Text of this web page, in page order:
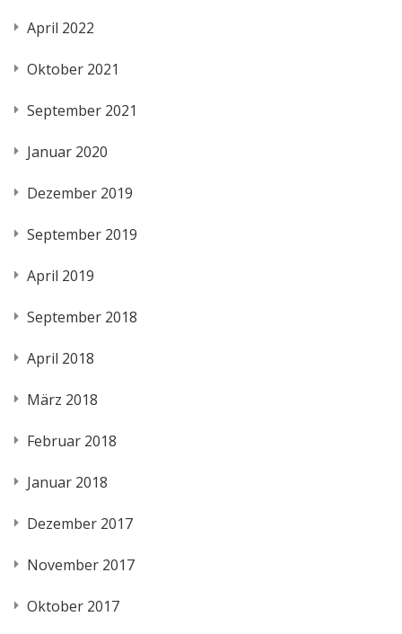
April 2022
Oktober 2021
September 2021
Januar 2020
Dezember 2019
September 2019
April 2019
September 2018
April 2018
März 2018
Februar 2018
Januar 2018
Dezember 2017
November 2017
Oktober 2017